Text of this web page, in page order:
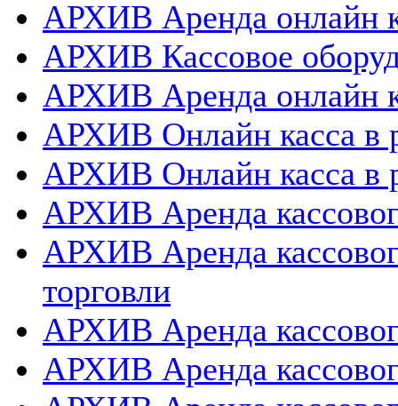
АРХИВ Аренда онлайн
АРХИВ Кассовое
АРХИВ Аренда онлайн
АРХИВ Онлайн касса в
АРХИВ Онлайн касса в
АРХИВ Аренда
АРХИВ Аренда
торговли
АРХИВ Аренда
АРХИВ Аренда